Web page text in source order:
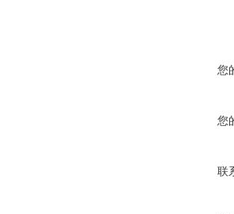
您
您
联